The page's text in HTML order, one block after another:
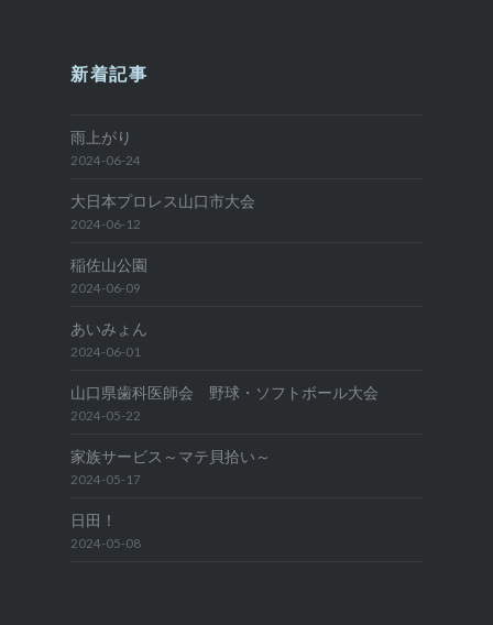
新着記事
雨上がり
2024-06-24
大日本プロレス山口市大会
2024-06-12
稲佐山公園
2024-06-09
あいみょん
2024-06-01
山口県歯科医師会 野球・ソフトボール大会
2024-05-22
家族サービス～マテ貝拾い～
2024-05-17
日田！
2024-05-08